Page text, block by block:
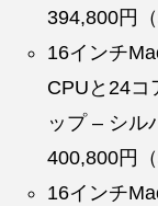
394,800円（
16インチ
CPUと24コ
ップ – シル
400,800円（
16インチ